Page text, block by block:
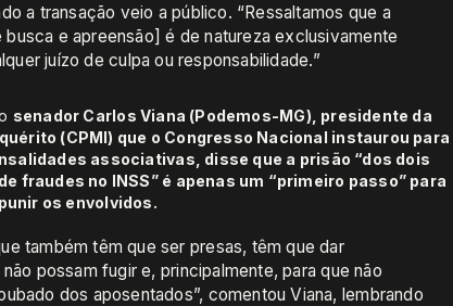
a transação veio a público. “Ressaltamos que a
e apreensão] é de natureza exclusivamente
juízo de culpa ou responsabilidade.”
senador Carlos Viana (Podemos-MG), presidente da
(CPMI) que o Congresso Nacional instaurou para
associativas, disse que a prisão “dos dois
fraudes no INSS” é apenas um “primeiro passo” para
os envolvidos.
também têm que ser presas, têm que dar
possam fugir e, principalmente, para que não
dos aposentados”, comentou Viana, lembrando